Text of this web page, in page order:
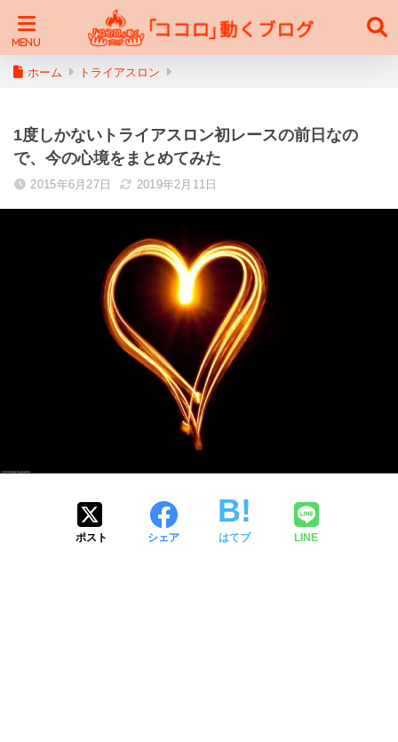
ホーム トライアスロン
1度しかないトライアスロン初レースの前日なの
で、今の心境をまとめてみた
2015年6月27日 2019年2月11日
ポスト シェア はてブ LINE